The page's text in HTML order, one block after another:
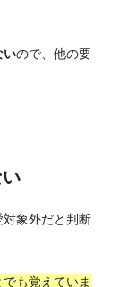
いので、他の要
象外だと判断
も覚えていま